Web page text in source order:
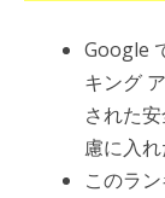
Google
キング
された
慮に入
このラ